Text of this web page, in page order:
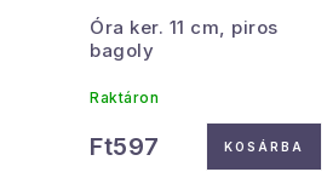
Óra ker. 11 cm, piros
bagoly
Raktáron
Ft597 KOSÁRBA